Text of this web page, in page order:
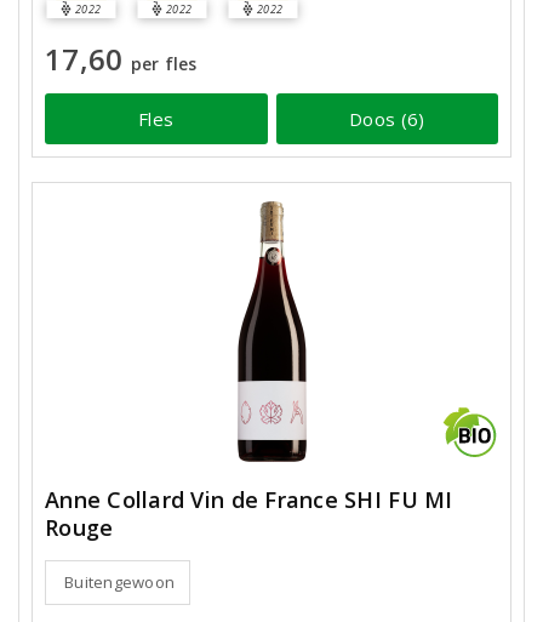
2022 2022 2022
17,60 per fles
Fles Doos (6)
Anne Collard Vin de France SHI FU MI
Rouge
Buitengewoon